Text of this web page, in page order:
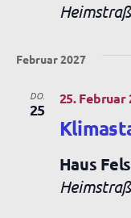
Februar 2027
DO.
25
25. Februar
Haus